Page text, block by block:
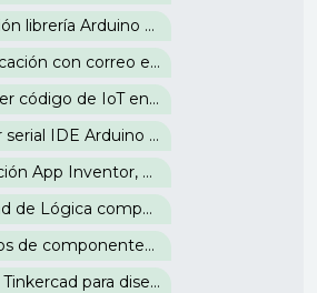
Sección 21: Instalación librería Arduino Json en IDE y acceso a Firebase
Sección 22: Autenticación con correo electrónico Firebase
Sección 23: Mi primer código de IoT en IDE Arduino
Sección 24: Monitor serial IDE Arduino y configuración de WiFi
Sección 25: Integración App Inventor, Firebase e IDE Arduino
Sección 26: Actividad de Lógica computacional
Sección 27: Ejemplos de componentes para controlar sistemas eléctricos
Sección 28: ¡Bonus! Tinkercad para diseño 3D